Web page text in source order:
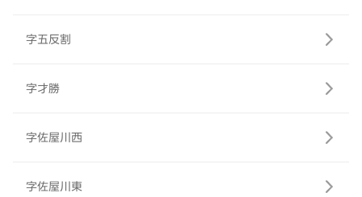
字五反割
字才勝
字佐屋川西
字佐屋川東